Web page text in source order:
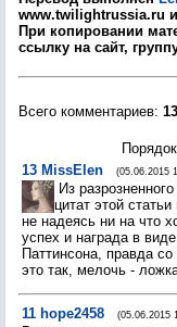
www.twilightrussia.ru
При копировании
ссылку на сайт,
Всего комментариев: 13
13 MissElen (05.06.2015
Из
цитат этой
не надеясь ни на что
успех и награда в
Паттинсона, правда
это так, мелочь -
11 hope2458 (05.06.2015